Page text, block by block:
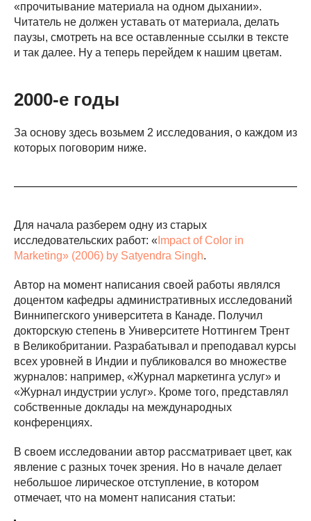
«прочитывание материала на одном дыхании».
Читатель не должен уставать от материала, делать
паузы, смотреть на все оставленные ссылки в тексте
и так далее. Ну а теперь перейдем к нашим цветам.
2000-е годы
За основу здесь возьмем 2 исследования, о каждом из
которых поговорим ниже.
Для начала разберем одну из старых
исследовательских работ: « Impact of Color in
Marketing» (2006) by Satyendra Singh.
Автор на момент написания своей работы являлся
доцентом кафедры административных исследований
Виннипегского университета в Канаде. Получил
докторскую степень в Университете Ноттингем Трент
в Великобритании. Разрабатывал и преподавал курсы
всех уровней в Индии и публиковался во множестве
журналов: например, «Журнал маркетинга услуг» и
«Журнал индустрии услуг». Кроме того, представлял
собственные доклады на международных
конференциях.
В своем исследовании автор рассматривает цвет, как
явление с разных точек зрения. Но в начале делает
небольшое лирическое отступление, в котором
отмечает, что на момент написания статьи: